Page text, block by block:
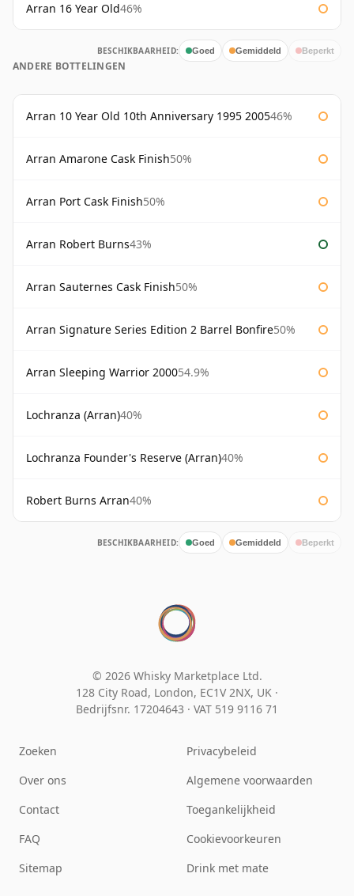
Arran 16 Year Old46%
BESCHIKBAARHEID: Goed Gemiddeld Beperkt
ANDERE BOTTELINGEN
Arran 10 Year Old 10th Anniversary 1995 200546%
Arran Amarone Cask Finish50%
Arran Port Cask Finish50%
Arran Robert Burns43%
Arran Sauternes Cask Finish50%
Arran Signature Series Edition 2 Barrel Bonfire50%
Arran Sleeping Warrior 200054.9%
Lochranza (Arran)40%
Lochranza Founder's Reserve (Arran)40%
Robert Burns Arran40%
BESCHIKBAARHEID: Goed Gemiddeld Beperkt
© 2026 Whisky Marketplace Ltd.
128 City Road, London, EC1V 2NX, UK ·
Bedrijfsnr. 17204643 · VAT 519 9116 71
Zoeken
Over ons
Contact
FAQ
Sitemap
Privacybeleid
Algemene voorwaarden
Toegankelijkheid
Cookievoorkeuren
Drink met mate